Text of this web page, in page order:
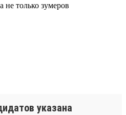
не только зумеров
указана